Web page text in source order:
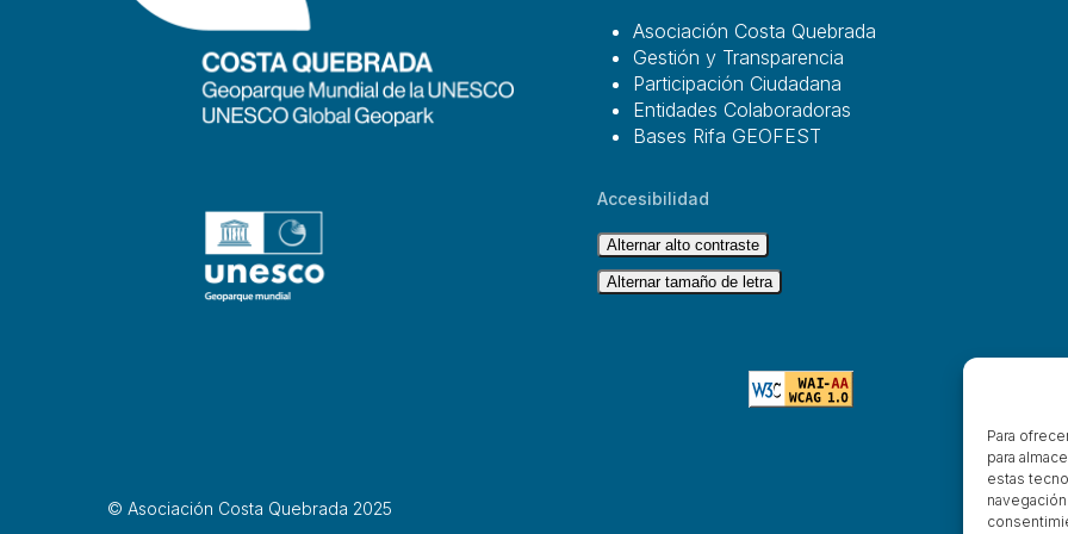
Para
para
estas
Asociación Costa Quebrada
Gestión y Transparencia
Participación Ciudadana
Entidades Colaboradoras
Bases Rifa GEOFEST
Accesibilidad
Alternar alto contraste
Alternar tamaño de letra
© Asociación Costa Quebrada 2025